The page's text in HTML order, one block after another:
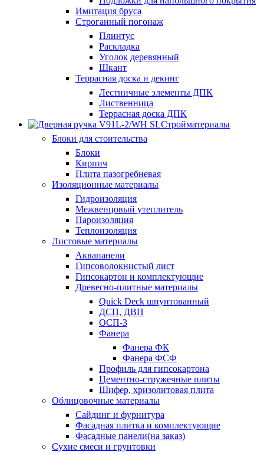
Имитация бруса
Строганный погонаж
Плинтус
Раскладка
Уголок деревянный
Шкант
Террасная доска и декинг
Лестничные элементы ДПК
Лиственница
Террасная доска ДПК
Стройматериалы
Блоки для стоительства
Блоки
Кирпич
Плита пазогребневая
Изоляционные материалы
Гидроизоляция
Межвенцовый утеплитель
Пароизоляция
Теплоизоляция
Листовые материалы
Аквапанели
Гипсоволокнистый лист
Гипсокартон и комплектующие
Древесно-плитные материалы
Quick Deck шпунтованный
ДСП, ДВП
ОСП-3
Фанера
Фанера ФК
Фанера ФСФ
Профиль для гипсокартона
Цементно-стружечные плиты
Шифер, хризолитовая плита
Облицовочные материалы
Сайдинг и фурнитура
Фасадная плитка и комплектующие
Фасадные панели(на заказ)
Сухие смеси и грунтовки